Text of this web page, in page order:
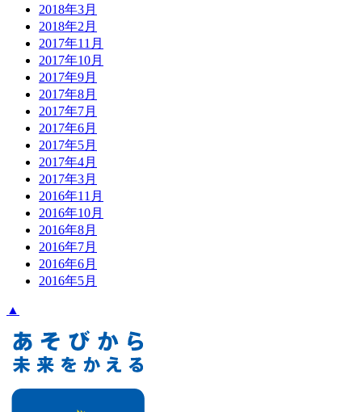
2018年3月
2018年2月
2017年11月
2017年10月
2017年9月
2017年8月
2017年7月
2017年6月
2017年5月
2017年4月
2017年3月
2016年11月
2016年10月
2016年8月
2016年7月
2016年6月
2016年5月
▲